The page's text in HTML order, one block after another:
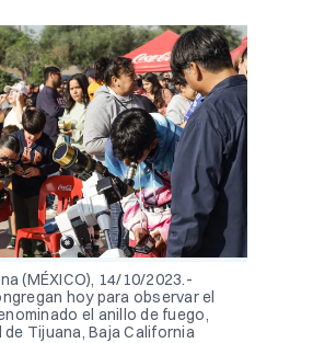
(MÉXICO), 14/10/2023.-
hoy para observar el
el anillo de fuego,
Tijuana, Baja California